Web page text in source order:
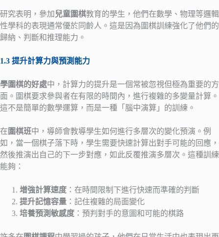
研究表明，參加 兒童圍棋教育的學生，他們在數學、物理等邏輯
性學科的表現通常優於同齡人。這是因為圍棋訓練強化了他們的
歸納、判斷和推理能力。
1.3 提升計算力與預測能力
學圍棋的好處中，計算力的提升是一個常被忽視但極為重要的方
面。圍棋要求參與者在有限的時間內，進行複雜的多變量計算。
這不是簡單的數學運算，而是一種「腦中演算」的訓練。
在 圍棋班中，導師會教導學生如何進行多層次的變化預演。例
如，當一個棋子落下時，學生需要快速計算出對手可能的回應，
然後推演出自己的下一步對應，如此反覆推演多層次。這種訓練
能夠：
增強計算速度 ：在時間限制下進行快速而準確的判斷
提升記憶容量 ：記住複雜的局面變化
培養預測敏感度 ：預判對手的意圖和可能的棋路